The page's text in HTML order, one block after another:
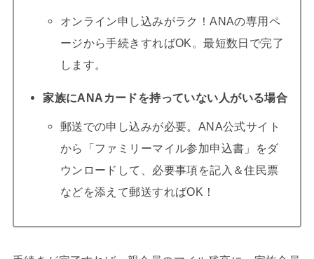
オンライン申し込みがラク！ANAの専用ペ
ージから手続きすればOK。最短数日で完了
します。
家族にANAカードを持っていない人がいる場合
郵送での申し込みが必要。ANA公式サイト
から「ファミリーマイル参加申込書」をダ
ウンロードして、必要事項を記入＆住民票
などを添えて郵送すればOK！